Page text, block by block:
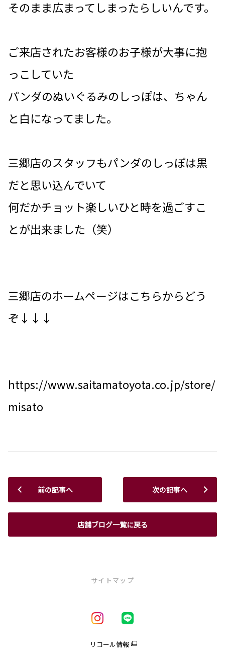
そのまま広まってしまったらしいんです。
ご来店されたお客様のお子様が大事に抱
っこしていた
パンダのぬいぐるみのしっぽは、ちゃん
と白になってました。
三郷店のスタッフもパンダのしっぽは黒
だと思い込んでいて
何だかチョット楽しいひと時を過ごすこ
とが出来ました（笑）
三郷店のホームページはこちらからどう
ぞ↓↓↓
https://www.saitamatoyota.co.jp/store/
misato
前の記事へ
店舗ブログ一覧に戻る
次の記事へ
サイトマップ
リコール情報